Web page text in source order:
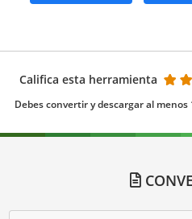
Califica esta herramienta
Debes convertir y descargar al